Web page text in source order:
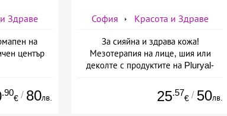
Здраве
на
център
.90
€ / 80лв.
София Красота и Здраве
За сияйна и здрава кожа!
Мезотерапия на лице, шия или
деколте с продуктите на Pluryal-
Естетичен център Симона
25.57
€ / 50лв.